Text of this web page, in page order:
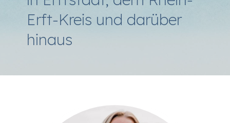
Erft-Kreis und darüber
hinaus